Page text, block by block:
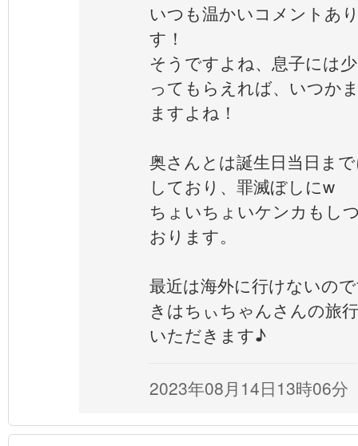
いつも温かいコメントあ
す！
そうですよね、息子には
ってもらえれば、いつか
ますよね！
奥さんとは誕生日当日ま
しており、罪滅ぼしにw
ちょいちょいケンカもし
おります。
最近は海外に行けないの
きはちぃちゃんさんの旅
いただきます♪
2023年08月14日13時06分